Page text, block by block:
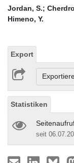
Jordan, S.;
Himeno, Y.
Export
Statistiken
seit